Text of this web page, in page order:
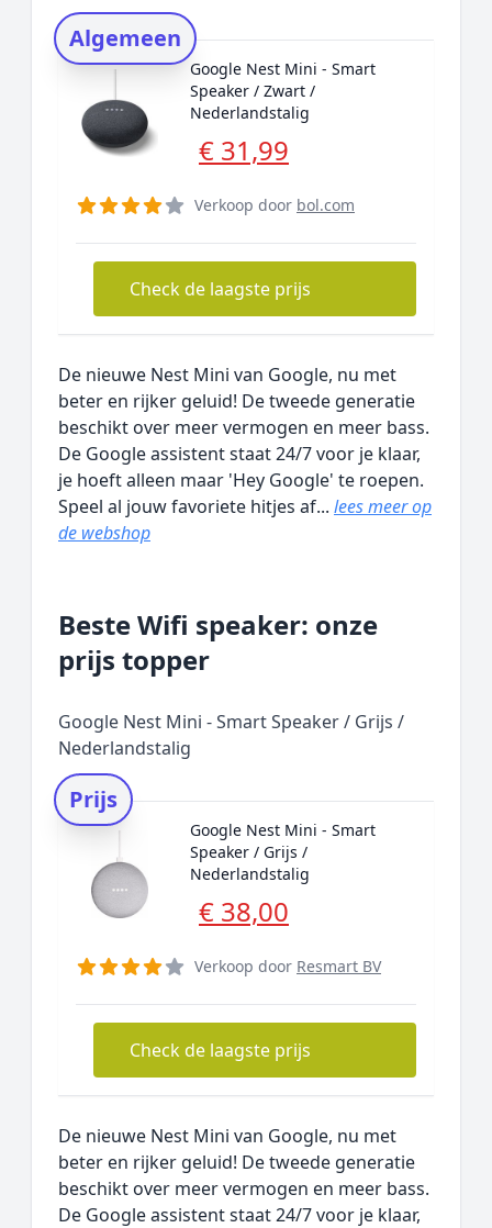
Onderzoeksmethode
Alternatieven
Prijsniveaus
Algemeen
Google Nest Mini - Smart
Speaker / Zwart /
Nederlandstalig
€ 31,99
Verkoop door bol.com
Check de laagste prijs
De nieuwe Nest Mini van Google, nu met
beter en rijker geluid! De tweede generatie
beschikt over meer vermogen en meer bass.
De Google assistent staat 24/7 voor je klaar,
je hoeft alleen maar 'Hey Google' te roepen.
Speel al jouw favoriete hitjes af... lees meer op
de webshop
Beste Wifi speaker: onze
prijs topper
Google Nest Mini - Smart Speaker / Grijs /
Nederlandstalig
Prijs
Google Nest Mini - Smart
Speaker / Grijs /
Nederlandstalig
€ 38,00
Verkoop door Resmart BV
Check de laagste prijs
De nieuwe Nest Mini van Google, nu met
beter en rijker geluid! De tweede generatie
beschikt over meer vermogen en meer bass.
De Google assistent staat 24/7 voor je klaar,